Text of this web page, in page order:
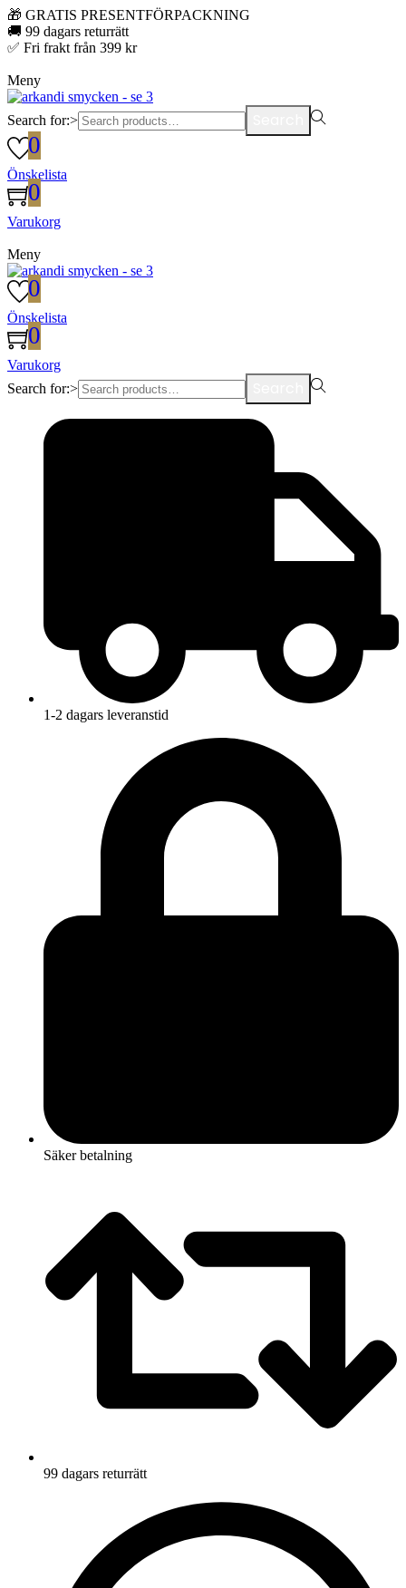
🎁 GRATIS PRESENTFÖRPACKNING
🚚 99 dagars returrätt
✅ Fri frakt från 399 kr
Meny
Search for:>
0
Önskelista
0
Varukorg
Meny
0
Önskelista
0
Varukorg
Search for:>
1-2 dagars leveranstid
Säker betalning
99 dagars returrätt